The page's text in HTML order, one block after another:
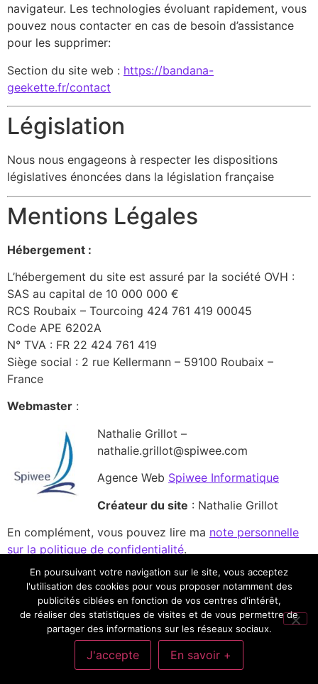
navigateur. Les technologies évoluant rapidement, vous
pouvez nous contacter en cas de besoin d’assistance
pour les supprimer:
Section du site web : https://bandana-
geekette.fr/contact
Législation
Nous nous engageons à respecter les dispositions
législatives énoncées dans la législation française
Mentions Légales
Hébergement :
L’hébergement du site est assuré par la société OVH :
SAS au capital de 10 000 000 €
RCS Roubaix – Tourcoing 424 761 419 00045
Code APE 6202A
N° TVA : FR 22 424 761 419
Siège social : 2 rue Kellermann – 59100 Roubaix –
France
Webmaster :
Nathalie Grillot –
nathalie.grillot@spiwee.com
Agence Web Spiwee Informatique
Créateur du site : Nathalie Grillot
En complément, vous pouvez lire ma note personnelle
sur la politique de confidentialité.
Partagez Tweetez Épingle Partagez 0
PARTAGES
Mes Univers: Cinéma, Séries, Livres, Science-Fiction,
Informatique, Sciences, Environnement, Écrire
Tous droits réservés
En poursuivant votre navigation sur le site, vous acceptez
l'utilisation des cookies pour vous proposer notamment des
publicités ciblées en fonction de vos centres d'intérêt,
de réaliser des statistiques de visites et de vous permettre de
partager des informations sur les réseaux sociaux.
J'accepte En savoir +